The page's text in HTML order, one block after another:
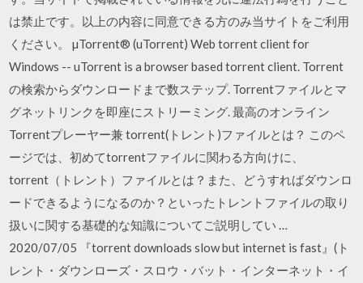
は禁止です。以上の内容に同意できる方のみ当サイトをご利用
ください。 µTorrent® (uTorrent) Web torrent client for
Windows -- uTorrent is a browser based torrent client. Torrent
の検索からダウンロードまで数ステップ. Torrentファイルとマ
グネットリンクを即座にストリーミング. 最高のオンライン
Torrentプレーヤー兼 torrent(トレント)ファイルとは？ このペ
ージでは、初めてtorrentファイルに関わる方向けに、
torrent（トレント）ファイルとは？また、どうすればダウンロ
ードできるようになるのか？といったトレントファイルの取り
扱いに関する基礎的な知識についてご説明してい …
2020/07/05 『torrent downloads slow but internet is fast』(ト
レント・ダウンローズ・スロウ・バット・インターネット・イ